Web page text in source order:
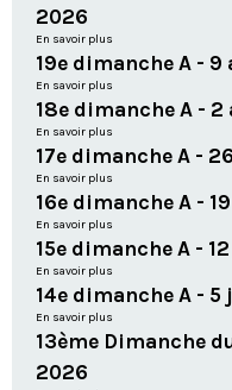
2026
En savoir plus
19e dimanche A - 9
En savoir plus
18e dimanche A -
En savoir plus
17e dimanche A -
En savoir plus
16e dimanche A -
En savoir plus
15e dimanche A -
En savoir plus
14e dimanche A -
En savoir plus
13ème Dimanche
2026